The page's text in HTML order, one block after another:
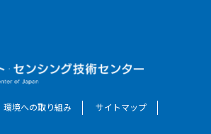
環境への取り組み
サイトマップ